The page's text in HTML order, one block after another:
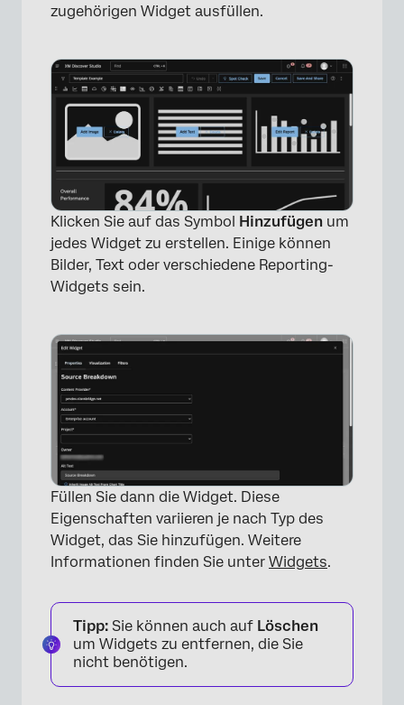
zugehörigen Widget ausfüllen.
×
Klicken Sie auf das Symbol Hinzufügen um
jedes Widget zu erstellen. Einige können
Bilder, Text oder verschiedene Reporting-
Widgets sein.
Füllen Sie dann die Widget. Diese
Eigenschaften variieren je nach Typ des
Widget, das Sie hinzufügen. Weitere
Informationen finden Sie unter Widgets.
Tipp: Sie können auch auf Löschen
um Widgets zu entfernen, die Sie
nicht benötigen.